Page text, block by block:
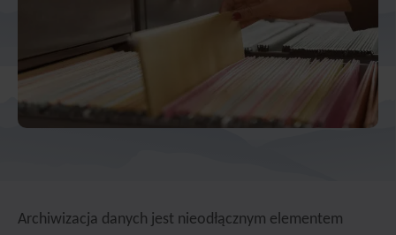
Archiwizacja danych jest nieodłącznym elementem